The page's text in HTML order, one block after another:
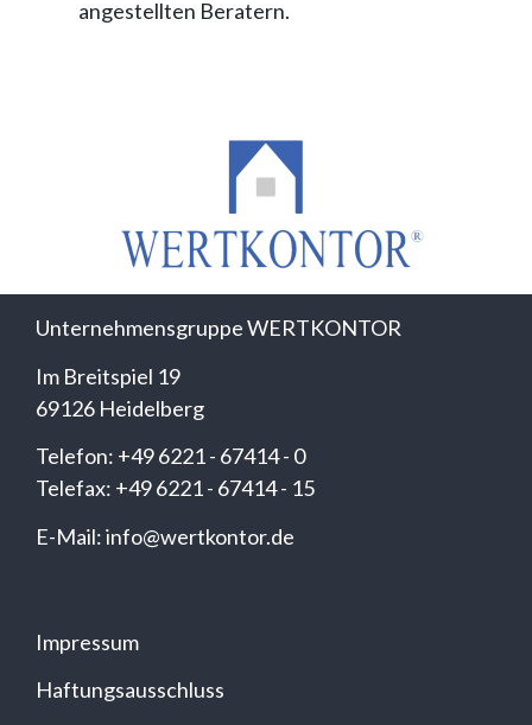
angestellten Beratern.
Unternehmensgruppe WERTKONTOR
Im Breitspiel 19
69126 Heidelberg
Telefon: +49 6221 - 67414 - 0
Telefax: +49 6221 - 67414 - 15
E-Mail: info@wertkontor.de
Impressum
Haftungsausschluss